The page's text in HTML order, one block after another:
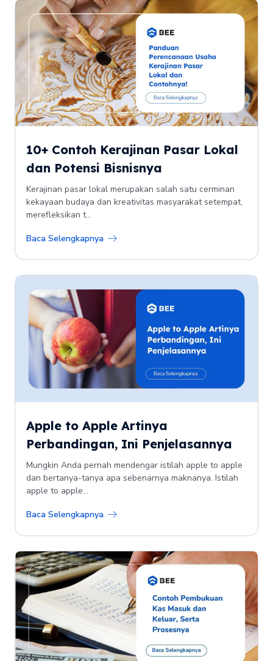
10+ Contoh Kerajinan Pasar Lokal
dan Potensi Bisnisnya
Kerajinan pasar lokal merupakan salah satu cerminan
kekayaan budaya dan kreativitas masyarakat setempat,
merefleksikan t...
Baca Selengkapnya
Apple to Apple Artinya
Perbandingan, Ini Penjelasannya
Mungkin Anda pernah mendengar istilah apple to apple
dan bertanya-tanya apa sebenarnya maknanya. Istilah
apple to apple...
Baca Selengkapnya